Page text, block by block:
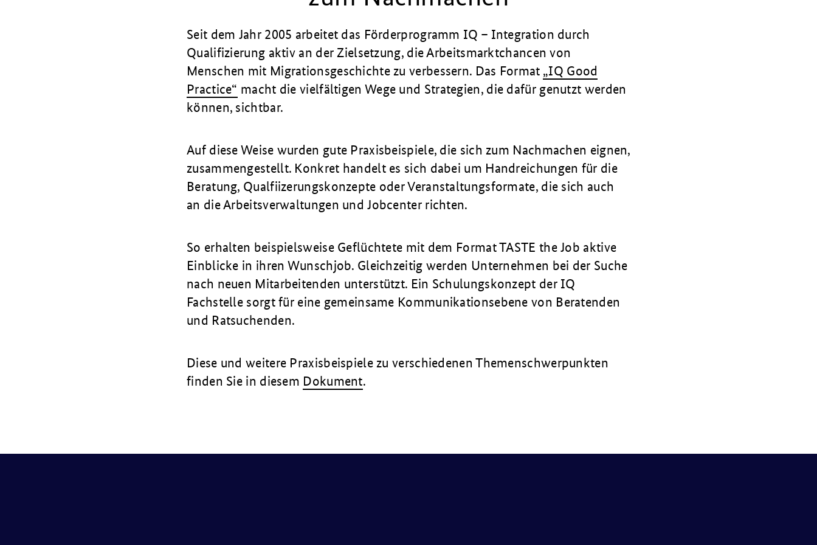
Seit dem Jahr 2005 arbeitet das Förderprogramm IQ – Integration durch
Qualifizierung aktiv an der Zielsetzung, die Arbeitsmarktchancen von
Menschen mit Migrationsgeschichte zu verbessern. Das Format „IQ Good
Practice“ macht die vielfältigen Wege und Strategien, die dafür genutzt werden
können, sichtbar.
Auf diese Weise wurden gute Praxisbeispiele, die sich zum Nachmachen eignen,
zusammengestellt. Konkret handelt es sich dabei um Handreichungen für die
Beratung, Qualfiizerungskonzepte oder Veranstaltungsformate, die sich auch
an die Arbeitsverwaltungen und Jobcenter richten.
So erhalten beispielsweise Geflüchtete mit dem Format TASTE the Job aktive
Einblicke in ihren Wunschjob. Gleichzeitig werden Unternehmen bei der Suche
nach neuen Mitarbeitenden unterstützt. Ein Schulungskonzept der IQ
Fachstelle sorgt für eine gemeinsame Kommunikationsebene von Beratenden
und Ratsuchenden.
Diese und weitere Praxisbeispiele zu verschiedenen Themenschwerpunkten
finden Sie in diesem Dokument.